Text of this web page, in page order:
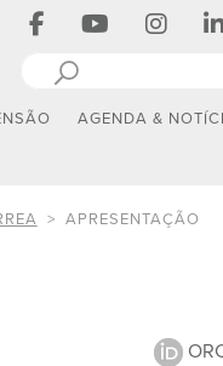
AGENDA &
APRESENTAÇÃO